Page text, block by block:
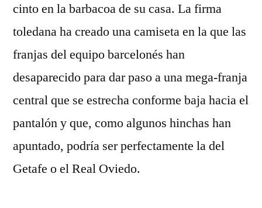
cinto en la barbacoa de su casa. La firma
toledana ha creado una camiseta en la que las
franjas del equipo barcelonés han
desaparecido para dar paso a una mega-franja
central que se estrecha conforme baja hacia el
pantalón y que, como algunos hinchas han
apuntado, podría ser perfectamente la del
Getafe o el Real Oviedo.